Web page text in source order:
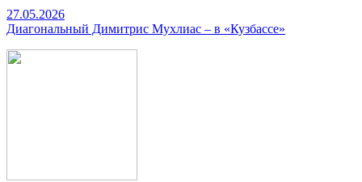
27.05.2026
Диагональный Димитрис Мухлиас – в «Кузбассе»